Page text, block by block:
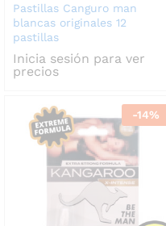
Pastillas Canguro man
blancas originales 12
pastillas
Inicia sesión para ver
precios
-14%